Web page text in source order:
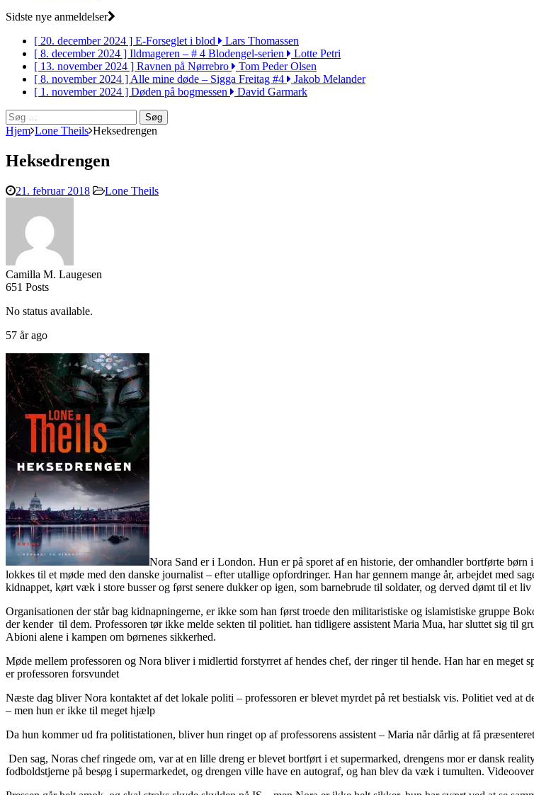
Sidste nye anmeldelser
[ 20. december 2024 ] E-Forseglet i blod
Lars Thomassen
[ 8. december 2024 ] Ildmageren – # 4 Blodengel-serien
Lotte Petri
[ 13. november 2024 ] Ravnen på Nørrebro
Tom Peder Olsen
[ 8. november 2024 ]Alle mine døde – Sigga Freitag #4
Jakob Melander
[ 1. november 2024 ] Døden på bogmessen
David Garmark
Søg
efter:
Hjem Lone Theils Heksedrengen
Heksedrengen
21. februar 2018 Lone Theils
Camilla M. Laugesen
651 Posts
No status available.
57 år ago
Nora Sand er i London. Hun er på sporet af en historie, der omhandler bortførte
lokkes til et møde med den danske journalist – efter utallige opfordringer. Han har gennem mange år, arbejdet med
kidnappet, kørt væk i store busser og først senere dukker op igen, som barnebrude til soldater, og derved dømt til et
Organisationen der står bag kidnapningerne, er ikke som han først troede den militaristiske og islamistiske gruppe
der kender til dem. Professoren tør ikke melde sekten til politiet. han tidligere assistent Maria Mua, har sluttet sig til
Abioni alene i kampen om børnenes sikkerhed.
Møde mellem professoren og Nora bliver i midlertid forstyrret af hendes chef, der ringer til hende. Han har en
er professoren forsvundet
Næste dag bliver Nora kontaktet af det lokale politi – professoren er blevet myrdet på ret bestialsk vis. Politiet ved at
– men hun er ikke til meget hjælp
Da hun kommer ud fra politistationen, bliver hun ringet op af professorens assistent – Maria når dårlig at få
Den sag, Noras chef ringede om, var at en lille dreng er blevet bortført i et supermarked, drengens mor er dansk
fodboldstjerne på besøg i supermarkedet, og drengen ville have en autograf, og han blev da væk i tumulten.